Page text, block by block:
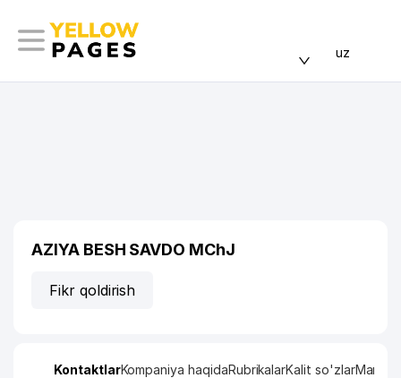
uz
AZIYA BESH SAVDO MChJ
Fikr qoldirish
KontaktlarKompaniya haqidaRubrikalarKalit so'zlarManzil